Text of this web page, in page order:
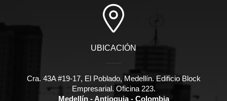
UBICACIÓN
Cra. 43A #19-17, El Poblado, Medellín. Edificio Block
Empresarial. Oficina 223.
Medellín - Antioquia - Colombia